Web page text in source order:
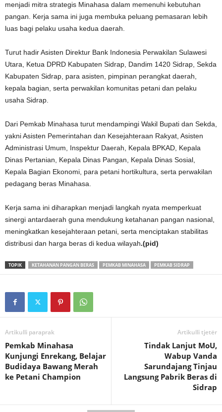
menjadi mitra strategis Minahasa dalam memenuhi kebutuhan
pangan. Kerja sama ini juga membuka peluang pemasaran lebih
luas bagi pelaku usaha kedua daerah.
Turut hadir Asisten Direktur Bank Indonesia Perwakilan Sulawesi
Utara, Ketua DPRD Kabupaten Sidrap, Dandim 1420 Sidrap, Sekda
Kabupaten Sidrap, para asisten, pimpinan perangkat daerah,
kepala bagian, serta perwakilan komunitas petani dan pelaku
usaha Sidrap.
Dari Pemkab Minahasa turut mendampingi Wakil Bupati dan Sekda,
yakni Asisten Pemerintahan dan Kesejahteraan Rakyat, Asisten
Administrasi Umum, Inspektur Daerah, Kepala BPKAD, Kepala
Dinas Pertanian, Kepala Dinas Pangan, Kepala Dinas Sosial,
Kepala Bagian Ekonomi, para petani hortikultura, serta perwakilan
pedagang beras Minahasa.
Kerja sama ini diharapkan menjadi langkah nyata memperkuat
sinergi antardaerah guna mendukung ketahanan pangan nasional,
meningkatkan kesejahteraan petani, serta menciptakan stabilitas
distribusi dan harga beras di kedua wilayah.(pid)
TOPIK KETAHANAN PANGAN BERAS PEMKAB MINAHASA PEMKAB SIDRAP
Artikulli paraprak
Pemkab Minahasa
Kunjungi Enrekang, Belajar
Budidaya Bawang Merah
ke Petani Champion
Artikulli tjetër
Tindak Lanjut MoU,
Wabup Vanda
Sarundajang Tinjau
Langsung Pabrik Beras di
Sidrap